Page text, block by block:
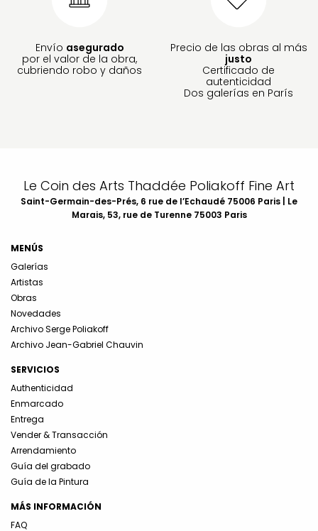
Envío asegurado
por el valor de la obra,
cubriendo robo y daños
Precio de las obras al más
justo
Certificado de
autenticidad
Dos galerías en París
Le Coin des Arts Thaddée Poliakoff Fine Art
Saint-Germain-des-Prés, 6 rue de l’Echaudé 75006 Paris | Le
Marais, 53, rue de Turenne 75003 Paris
MENÚS
Galerías
Artistas
Obras
Novedades
Archivo Serge Poliakoff
Archivo Jean-Gabriel Chauvin
SERVICIOS
Authenticidad
Enmarcado
Entrega
Vender & Transacción
Arrendamiento
Guía del grabado
Guía de la Pintura
MÁS INFORMACIÓN
FAQ